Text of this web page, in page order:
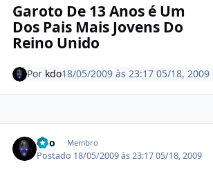
Garoto De 13 Anos é Um
Dos Pais Mais Jovens Do
Reino Unido
Por kdo18/05/2009 às 23:1705/18, 2009
kdo Membro
Postado 18/05/2009 às 23:1705/18, 2009